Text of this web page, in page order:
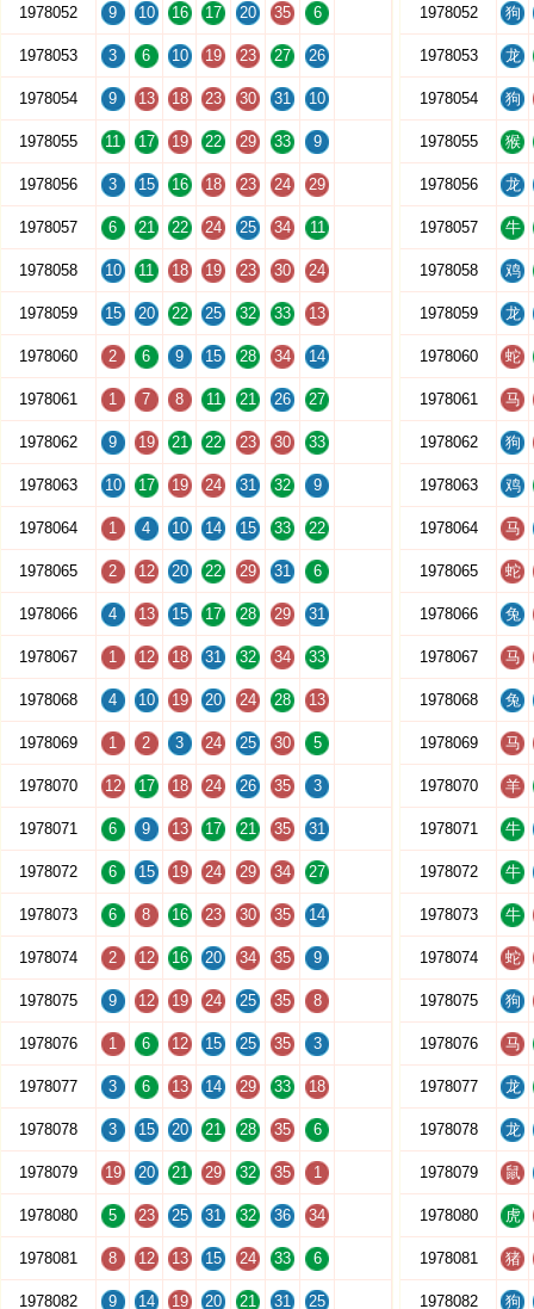
1978052 9 10 16 17 20 35 6
1978053 3 6 10 19 23 27 26
1978054 9 13 18 23 30 31 10
1978055 11 17 19 22 29 33 9
1978056 3 15 16 18 23 24 29
1978057 6 21 22 24 25 34 11
1978058 10 11 18 19 23 30 24
1978059 15 20 22 25 32 33 13
1978060 2 6 9 15 28 34 14
1978061 1 7 8 11 21 26 27
1978062 9 19 21 22 23 30 33
1978063 10 17 19 24 31 32 9
1978064 1 4 10 14 15 33 22
1978065 2 12 20 22 29 31 6
1978066 4 13 15 17 28 29 31
1978067 1 12 18 31 32 34 33
1978068 4 10 19 20 24 28 13
1978069 1 2 3 24 25 30 5
1978070 12 17 18 24 26 35 3
1978071 6 9 13 17 21 35 31
1978072 6 15 19 24 29 34 27
1978073 6 8 16 23 30 35 14
1978074 2 12 16 20 34 35 9
1978075 9 12 19 24 25 35 8
1978076 1 6 12 15 25 35 3
1978077 3 6 13 14 29 33 18
1978078 3 15 20 21 28 35 6
1978079 19 20 21 29 32 35 1
1978080 5 23 25 31 32 36 34
1978081 8 12 13 15 24 33 6
1978082 9 14 19 20 21 31 25
1978052 狗
1978053 龙
1978054 狗
1978055 猴
1978056 龙
1978057 牛
1978058 鸡
1978059 龙
1978060 蛇
1978061 马
1978062 狗
1978063 鸡
1978064 马
1978065 蛇
1978066 兔
1978067 马
1978068 兔
1978069 马
1978070 羊
1978071 牛
1978072 牛
1978073 牛
1978074 蛇
1978075 狗
1978076 马
1978077 龙
1978078 龙
1978079 鼠
1978080 虎
1978081 猪
1978082 狗